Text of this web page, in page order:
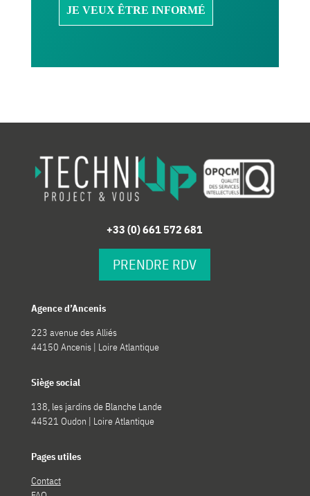
+33 (0) 661 572 681
PRENDRE RDV
Agence d’Ancenis
223 avenue des Alliés
44150 Ancenis | Loire Atlantique
Siège social
138, les jardins de Blanche Lande
44521 Oudon | Loire Atlantique
Pages utiles
Contact